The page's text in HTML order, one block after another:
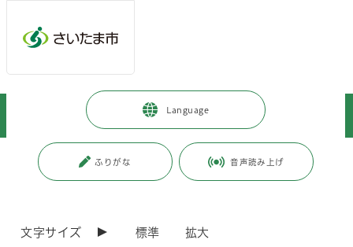
Language
ふりがな 音声読み上げ
文字サイズ 標準 拡大
暮らし・手続き > 安全・防災・消防
>
更新日付：2026年4月2日 / ページ番号：C095056
性犯罪被害にあわれた方に寄り添い、支援をする相談窓口がありますの